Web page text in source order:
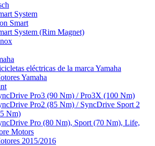
System
Smart
System (Rim Magnet)
eléctricas de la marca Yamaha
Yamaha
Pro3 (90 Nm) / Pro3X (100 Nm)
Pro2 (85 Nm) / SyncDrive Sport 2
Nm)
Pro (80 Nm), Sport (70 Nm), Life,
Motors
2015/2016